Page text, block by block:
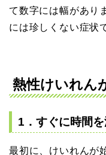
て数字には幅があり
には珍しくない症状
熱性けいれん
1．すぐに時間
最初に、けいれんが